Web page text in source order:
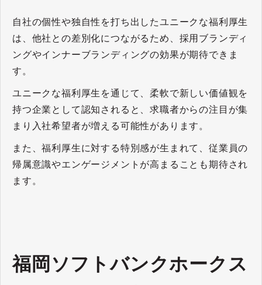
自社の個性や独自性を打ち出したユニークな福利厚生
は、他社との差別化につながるため、採用ブランディ
ングやインナーブランディングの効果が期待できま
す。
ユニークな福利厚生を通じて、柔軟で新しい価値観を
持つ企業として認知されると、求職者からの注目が集
まり入社希望者が増える可能性があります。
また、福利厚生に対する特別感が生まれて、従業員の
帰属意識やエンゲージメントが高まることも期待され
ます。
福岡ソフトバンクホークス